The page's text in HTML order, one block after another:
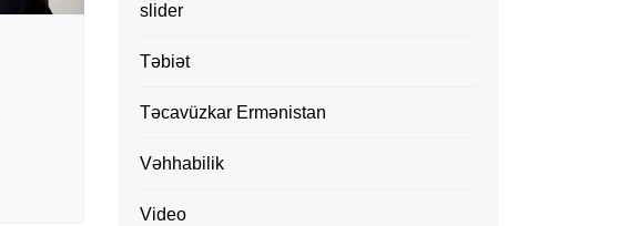
slider
Təbiət
Təcavüzkar Ermənistan
Vəhhabilik
Video